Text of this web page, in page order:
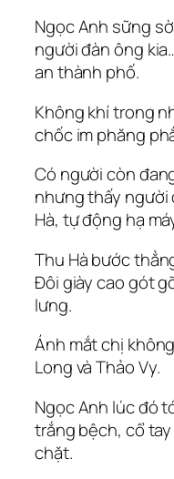
Ngọc Anh sững
người đàn ông
an thành phố.
Không khí trong
chốc im phăng
Có người còn
nhưng thấy người
Hà, tự động hạ
Thu Hà bước
Đôi giày cao gót
lưng.
Ánh mắt chị
Long và Thảo Vy.
Ngọc Anh lúc đó
trắng bệch, cổ
chặt.